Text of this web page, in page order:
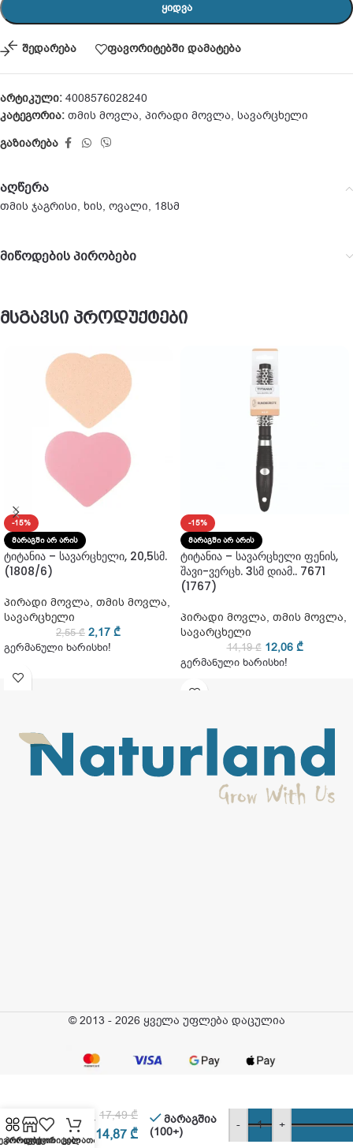
ᲧᲘᲓᲕᲐ
შედარება ფავორიტებში დამატება
არტიკული: 4008576028240
კატეგორია: თმის მოვლა, პირადი მოვლა, სავარცხელი
გაზიარება
აღწერა
თმის ჯაგრისი, ხის, ოვალი, 18სმ
მიწოდების პირობები
მსგავსი პროდუქტები
-15%
ᲛᲐᲠᲐᲒᲨᲘ ᲐᲠ ᲐᲠᲘᲡ
ტიტანია – სავარცხელი, 20,5სმ.
(1808/6)
პირადი მოვლა, თმის მოვლა,
სავარცხელი
2,55₾ 2,17 ₾
გერმანული ხარისხი!
-15%
ᲛᲐᲠᲐᲒᲨᲘ ᲐᲠ ᲐᲠᲘᲡ
ტიტანია – სავარცხელი ფენის,
შავი-ვერცხ. 3სმ დიამ.. 7671
(1767)
პირადი მოვლა, თმის მოვლა,
სავარცხელი
14,19₾ 12,06 ₾
გერმანული ხარისხი!
© 2013 - 2026 ყველა უფლება დაცულია
პროდუქცია
ფავორიტებიკალათა
ჯაგრისი,
ხის,
17,49₾
14,87₾
მარაგშია
(100+)
- +